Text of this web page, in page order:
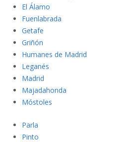
El Álamo
Fuenlabrada
Getafe
Griñón
Humanes de Madrid
Leganés
Madrid
Majadahonda
Móstoles
Parla
Pinto